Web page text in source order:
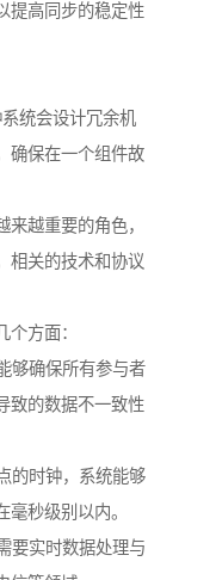
提高同步的稳定性
统会设计冗余机
确保在一个组件故
越重要的角色，
相关的技术和协议
方面：
够确保所有参与者
致的数据不一致性
的时钟，系统能够
秒级别以内。
要实时数据处理与